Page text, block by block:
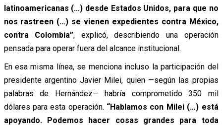
latinoamericanas (…) desde Estados Unidos, para que no
nos rastreen (…) se vienen expedientes contra México,
contra Colombia”, explicó, describiendo una operación
pensada para operar fuera del alcance institucional.
En esa misma línea, se menciona incluso la participación del
presidente argentino Javier Milei, quien —según las propias
palabras de Hernández— habría comprometido 350 mil
dólares para esta operación. “Hablamos con Milei (…) está
apoyando. Podemos hacer cosas grandes para toda